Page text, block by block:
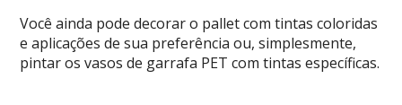
Você ainda pode decorar o pallet com tintas coloridas
e aplicações de sua preferência ou, simplesmente,
pintar os vasos de garrafa PET com tintas específicas.